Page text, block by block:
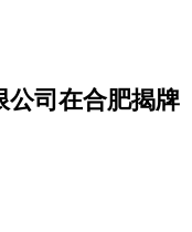
公司在合肥揭牌